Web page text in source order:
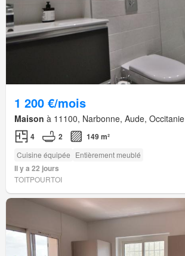
1 200 €/mois
Maison à 11100, Narbonne, Aude, Occitanie
4 2 149 m²
Cuisine équipée Entièrement meublé
Il y a 22 jours
TOITPOURTOI